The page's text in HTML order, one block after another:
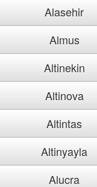
Alasehir
Almus
Altinekin
Altinova
Altintas
Altinyayla
Alucra